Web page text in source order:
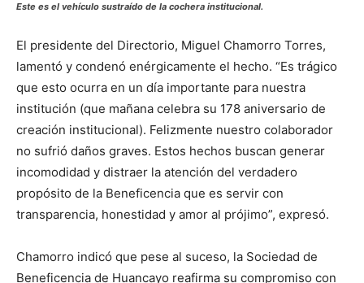
Este es el vehículo sustraído de la cochera institucional.
El presidente del Directorio, Miguel Chamorro Torres,
lamentó y condenó enérgicamente el hecho. “Es trágico
que esto ocurra en un día importante para nuestra
institución (que mañana celebra su 178 aniversario de
creación institucional). Felizmente nuestro colaborador
no sufrió daños graves. Estos hechos buscan generar
incomodidad y distraer la atención del verdadero
propósito de la Beneficencia que es servir con
transparencia, honestidad y amor al prójimo”, expresó.
Chamorro indicó que pese al suceso, la Sociedad de
Beneficencia de Huancayo reafirma su compromiso con